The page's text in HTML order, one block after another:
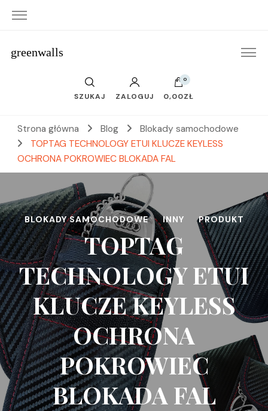
greenwalls
SZUKAJ ZALOGUJ
0
0,00ZŁ
Strona główna Blog
Blokady samochodowe
TOPTAG TECHNOLOGY ETUI KLUCZE KEYLESS
OCHRONA POKROWIEC BLOKADA FAL
BLOKADY SAMOCHODOWE INNY PRODUKT
TOPTAG
TECHNOLOGY ETUI
KLUCZE KEYLESS
OCHRONA
POKROWIEC
BLOKADA FAL